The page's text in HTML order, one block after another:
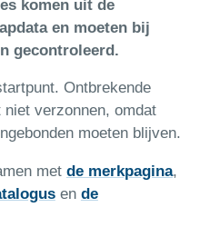
komen uit de
en moeten bij
gecontroleerd.
Ontbrekende
verzonnen, omdat
moeten blijven.
met de merkpagina,
en de